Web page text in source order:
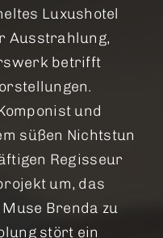
Luxushotel
Ausstrahlung,
betrifft
und
süßen Nichtstun
Regisseur
um, das
Brenda zu
stört ein